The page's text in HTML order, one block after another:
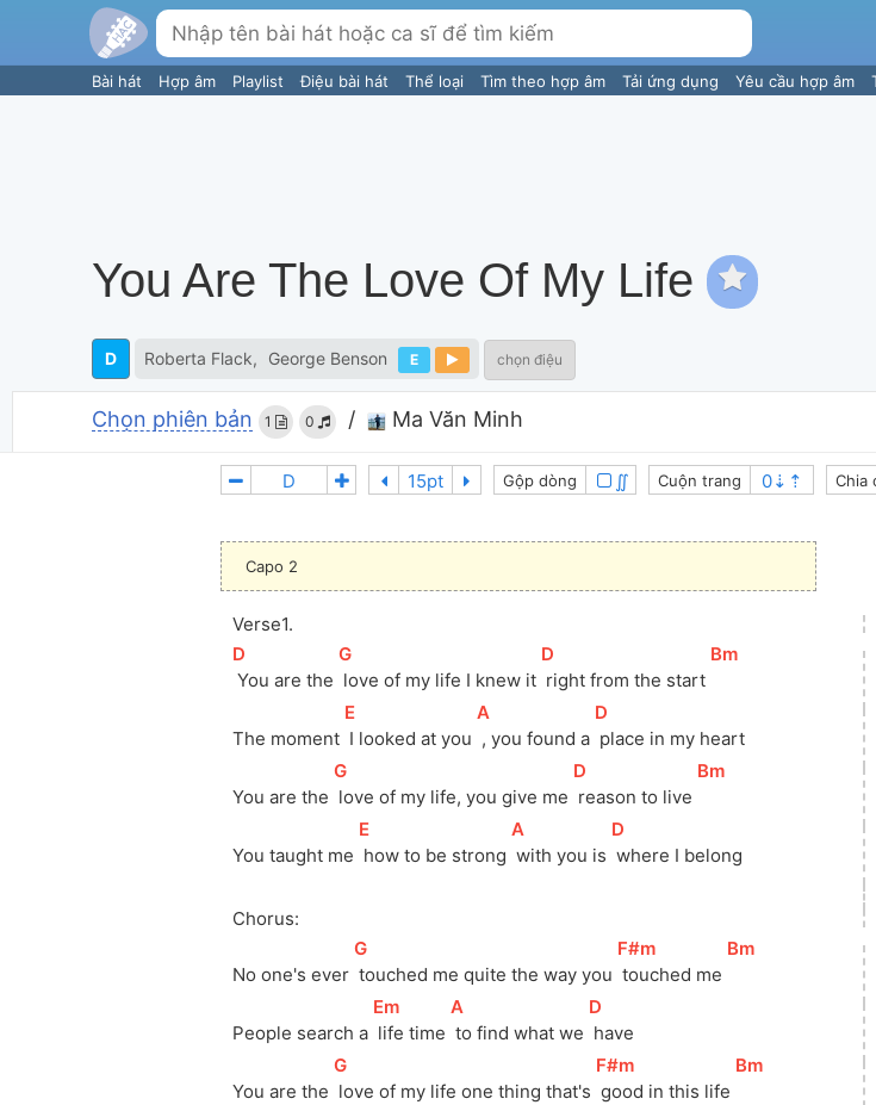
Bài hát Hợp âm Playlist Điệu bài hát Thể loại Tìm theo hợp âm Tải ứng dụng Yêu cầu hợp âm
You Are The Love Of My Life
D Roberta Flack George Benson E chọn điệu
Chọn phiên bản 1 0 / Ma Văn Minh
Gộp dòng ∬ Cuộn trang Chia
Capo 2
Verse1.
[D
You are the
[
G
love of my life I knew it
[D
right from the start
[Bm
The moment
[E
I looked at you
[
A
, you found a
[D
place in my heart
You are the
[
G
love of my life, you give me
[D
reason to live
[Bm
You taught me
[E
how to be strong
[
A
with you is
[D
where I belong
Chorus:
No one's ever
[
G
touched me quite the way you
[F#m
touched me
[Bm
People search a
[Em
life time
[
A
to find what we
[D
have
You are the
[
G
love of my life one thing that's
[F#m
good in this life
[Bm